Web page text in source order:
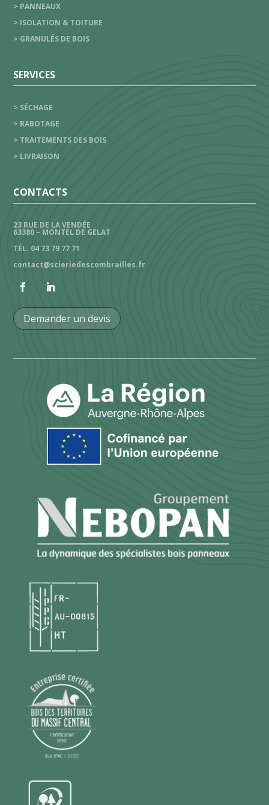
> PANNEAUX
> ISOLATION & TOITURE
> GRANULÉS DE BOIS
SERVICES
> SÉCHAGE
> RABOTAGE
> TRAITEMENTS DES BOIS
> LIVRAISON
CONTACTS
23 RUE DE LA VENDÉE
63380 – MONTEL DE GELAT
TÉL. 04 73 79 77 71
contact@scieriedescombrailles.fr
Demander un devis